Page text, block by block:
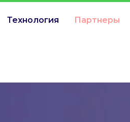
Технология Партнeры